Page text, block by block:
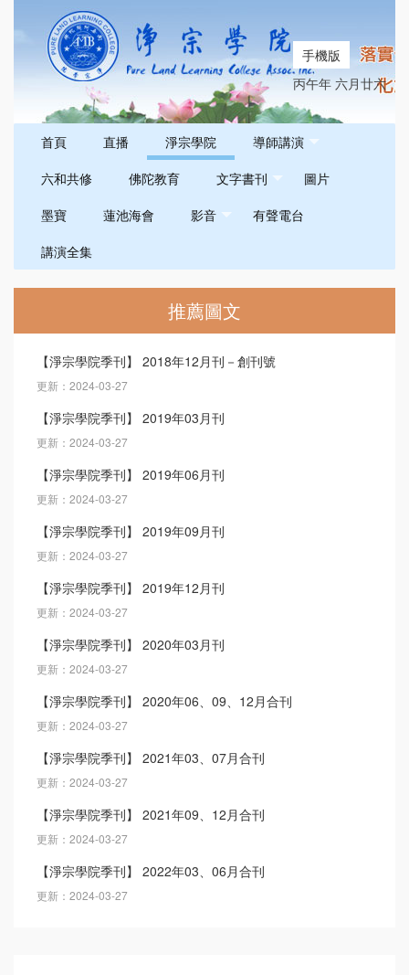
手機版
丙午年 六月廿六
首頁 直播 淨宗學院
導師講演
六和共修
佛陀教育 文字書刊
圖片
墨寶
蓮池海會 影音
有聲電台
講演全集
推薦圖文
【淨宗學院季刊】 2018年12月刊－創刊號
更新：2024-03-27
【淨宗學院季刊】 2019年03月刊
更新：2024-03-27
【淨宗學院季刊】 2019年06月刊
更新：2024-03-27
【淨宗學院季刊】 2019年09月刊
更新：2024-03-27
【淨宗學院季刊】 2019年12月刊
更新：2024-03-27
【淨宗學院季刊】 2020年03月刊
更新：2024-03-27
【淨宗學院季刊】 2020年06、09、12月合刊
更新：2024-03-27
【淨宗學院季刊】 2021年03、07月合刊
更新：2024-03-27
【淨宗學院季刊】 2021年09、12月合刊
更新：2024-03-27
【淨宗學院季刊】 2022年03、06月合刊
更新：2024-03-27